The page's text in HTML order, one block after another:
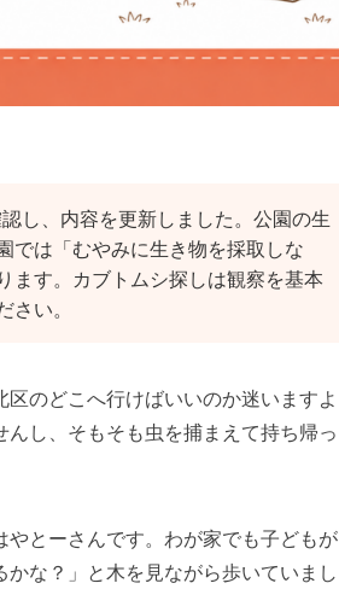
し、内容を更新しました。公園の生
では「むやみに生き物を採取しな
ます。カブトムシ探しは観察を基本
い。
のどこへ行けばいいのか迷いますよ
し、そもそも虫を捕まえて持ち帰っ
とーさんです。わが家でも子どもが
な？」と木を見ながら歩いていまし